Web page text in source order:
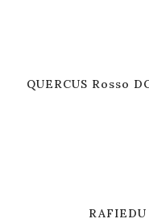
QUERCUS Rosso